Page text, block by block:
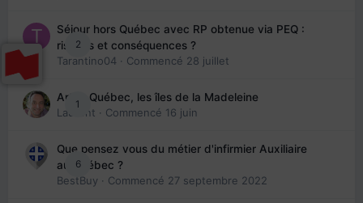
2
Séjour hors Québec avec RP obtenue via PEQ :
risques et conséquences ?
Tarantino04 · Commencé 28 juillet
1
Arte : Québec, les îles de la Madeleine
Laurent · Commencé 16 juin
6
Que pensez vous du métier d'infirmier Auxiliaire
au Québec ?
BestBuy · Commencé 27 septembre 2022